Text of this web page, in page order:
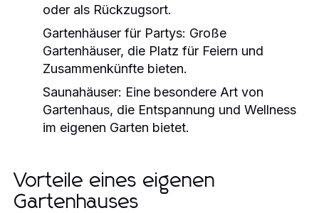
oder als Rückzugsort.
Gartenhäuser für Partys: Große
Gartenhäuser, die Platz für Feiern und
Zusammenkünfte bieten.
Saunahäuser: Eine besondere Art von
Gartenhaus, die Entspannung und Wellness
im eigenen Garten bietet.
Vorteile eines eigenen
Gartenhauses